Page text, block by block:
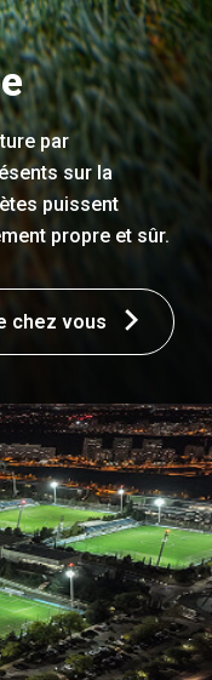
par
sur la
puissent
propre et sûr.
chez vous